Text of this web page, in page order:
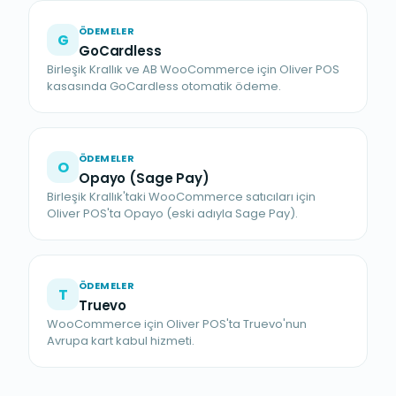
G ÖDEMELER
GoCardless
Birleşik Krallık ve AB WooCommerce için Oliver POS
kasasında GoCardless otomatik ödeme.
O ÖDEMELER
Opayo (Sage Pay)
Birleşik Krallık'taki WooCommerce satıcıları için
Oliver POS'ta Opayo (eski adıyla Sage Pay).
T ÖDEMELER
Truevo
WooCommerce için Oliver POS'ta Truevo'nun
Avrupa kart kabul hizmeti.